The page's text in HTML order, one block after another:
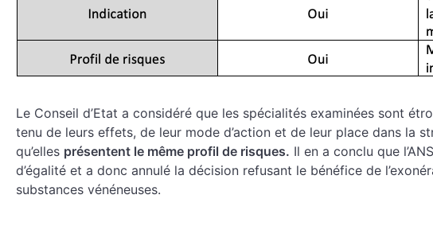
Le Conseil d’Etat a considéré que les spécialités examinées sont
tenu de leurs effets, de leur mode d’action et de leur place dans la
qu’elles présentent le même profil de risques. Il en a conclu que
d’égalité et a donc annulé la décision refusant le bénéfice de
substances vénéneuses.